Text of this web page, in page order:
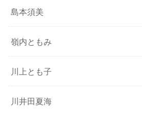
島本須美
嶺内ともみ
川上とも子
川井田夏海